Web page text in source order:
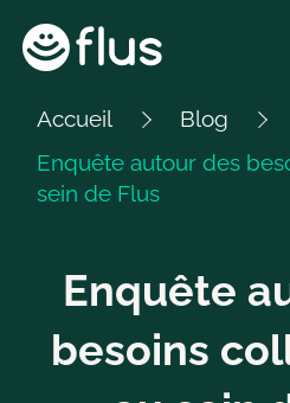
Sauter
au
Accueil
Blog
Enquête autour des
sein de Flus
Enquête
besoins